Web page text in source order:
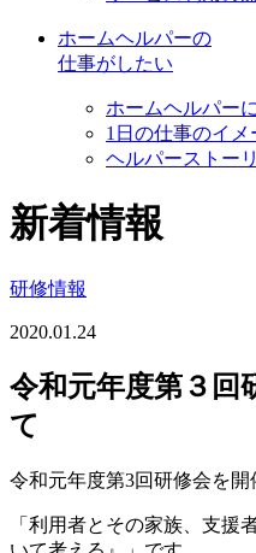
ホームヘルパーの
仕事がしたい
ホームヘルパー
1日の仕事のイメ
ヘルパーストー
新着情報
研修情報
2020.01.24
令和元年度第３回
て
令和元年度第3回研修会を開
「利用者とその家族、支援